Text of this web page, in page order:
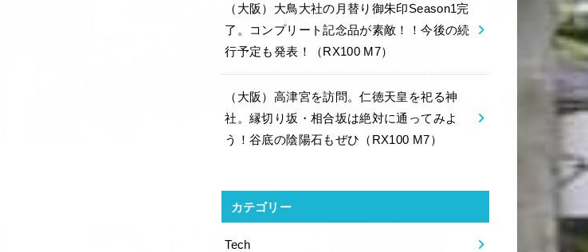
（大阪）大鳥大社の月替り御朱印Season1完
了。コンプリート記念品が素敵！！今後の続
行予定も発表！（RX100 M7）
（大阪）高津宮を訪問。仁徳天皇を祀る神
社。縁切り坂・相合坂は絶対に通ってみよ
う！谷底の陰陽石もぜひ（RX100 M7）
カテゴリー
Tech